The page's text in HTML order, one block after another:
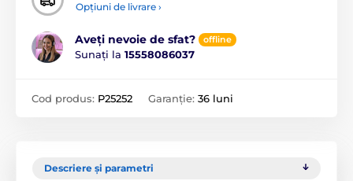
Opțiuni de livrare ›
Aveți nevoie de sfat? offline
Sunați la 15558086037
Cod produs: P25252 Garanție: 36 luni
Descriere și parametri